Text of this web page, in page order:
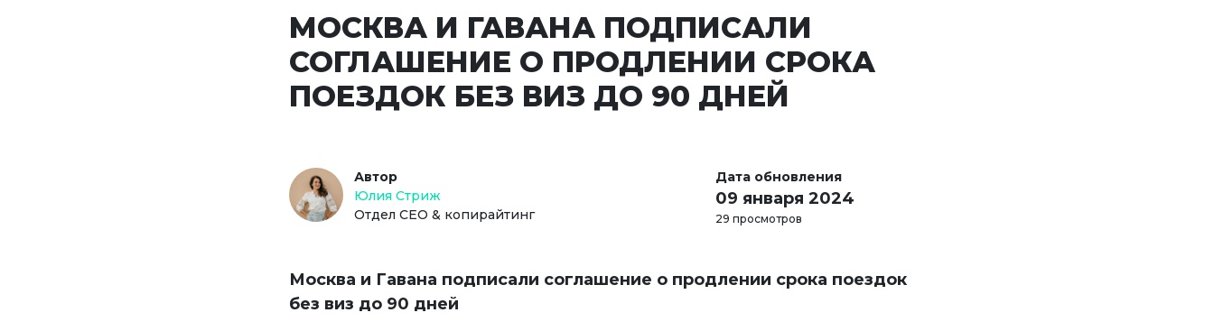
МОСКВА И ГАВАНА ПОДПИСАЛИ
СОГЛАШЕНИЕ О ПРОДЛЕНИИ СРОКА
ПОЕЗДОК БЕЗ ВИЗ ДО 90 ДНЕЙ
Автор
Юлия Стриж
Отдел СЕО & копирайтинг
Дата обновления
09 января 2024
29 просмотров
Москва и Гавана подписали соглашение о продлении срока поездок
без виз до 90 дней